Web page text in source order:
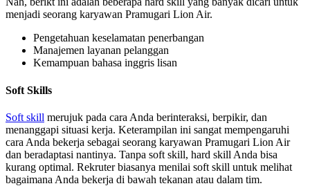
menjadi seorang karyawan Pramugari Lion Air.
Pengetahuan keselamatan penerbangan
Manajemen layanan pelanggan
Kemampuan bahasa inggris lisan
Soft Skills
Soft skill merujuk pada cara Anda berinteraksi, berpikir, dan
menanggapi situasi kerja. Keterampilan ini sangat mempengaruhi
cara Anda bekerja sebagai seorang karyawan Pramugari Lion Air
dan beradaptasi nantinya. Tanpa soft skill, hard skill Anda bisa
kurang optimal. Rekruter biasanya menilai soft skill untuk melihat
bagaimana Anda bekerja di bawah tekanan atau dalam tim.